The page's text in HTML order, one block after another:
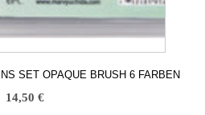
SET OPAQUE BRUSH 6 FARBEN
14,50 €